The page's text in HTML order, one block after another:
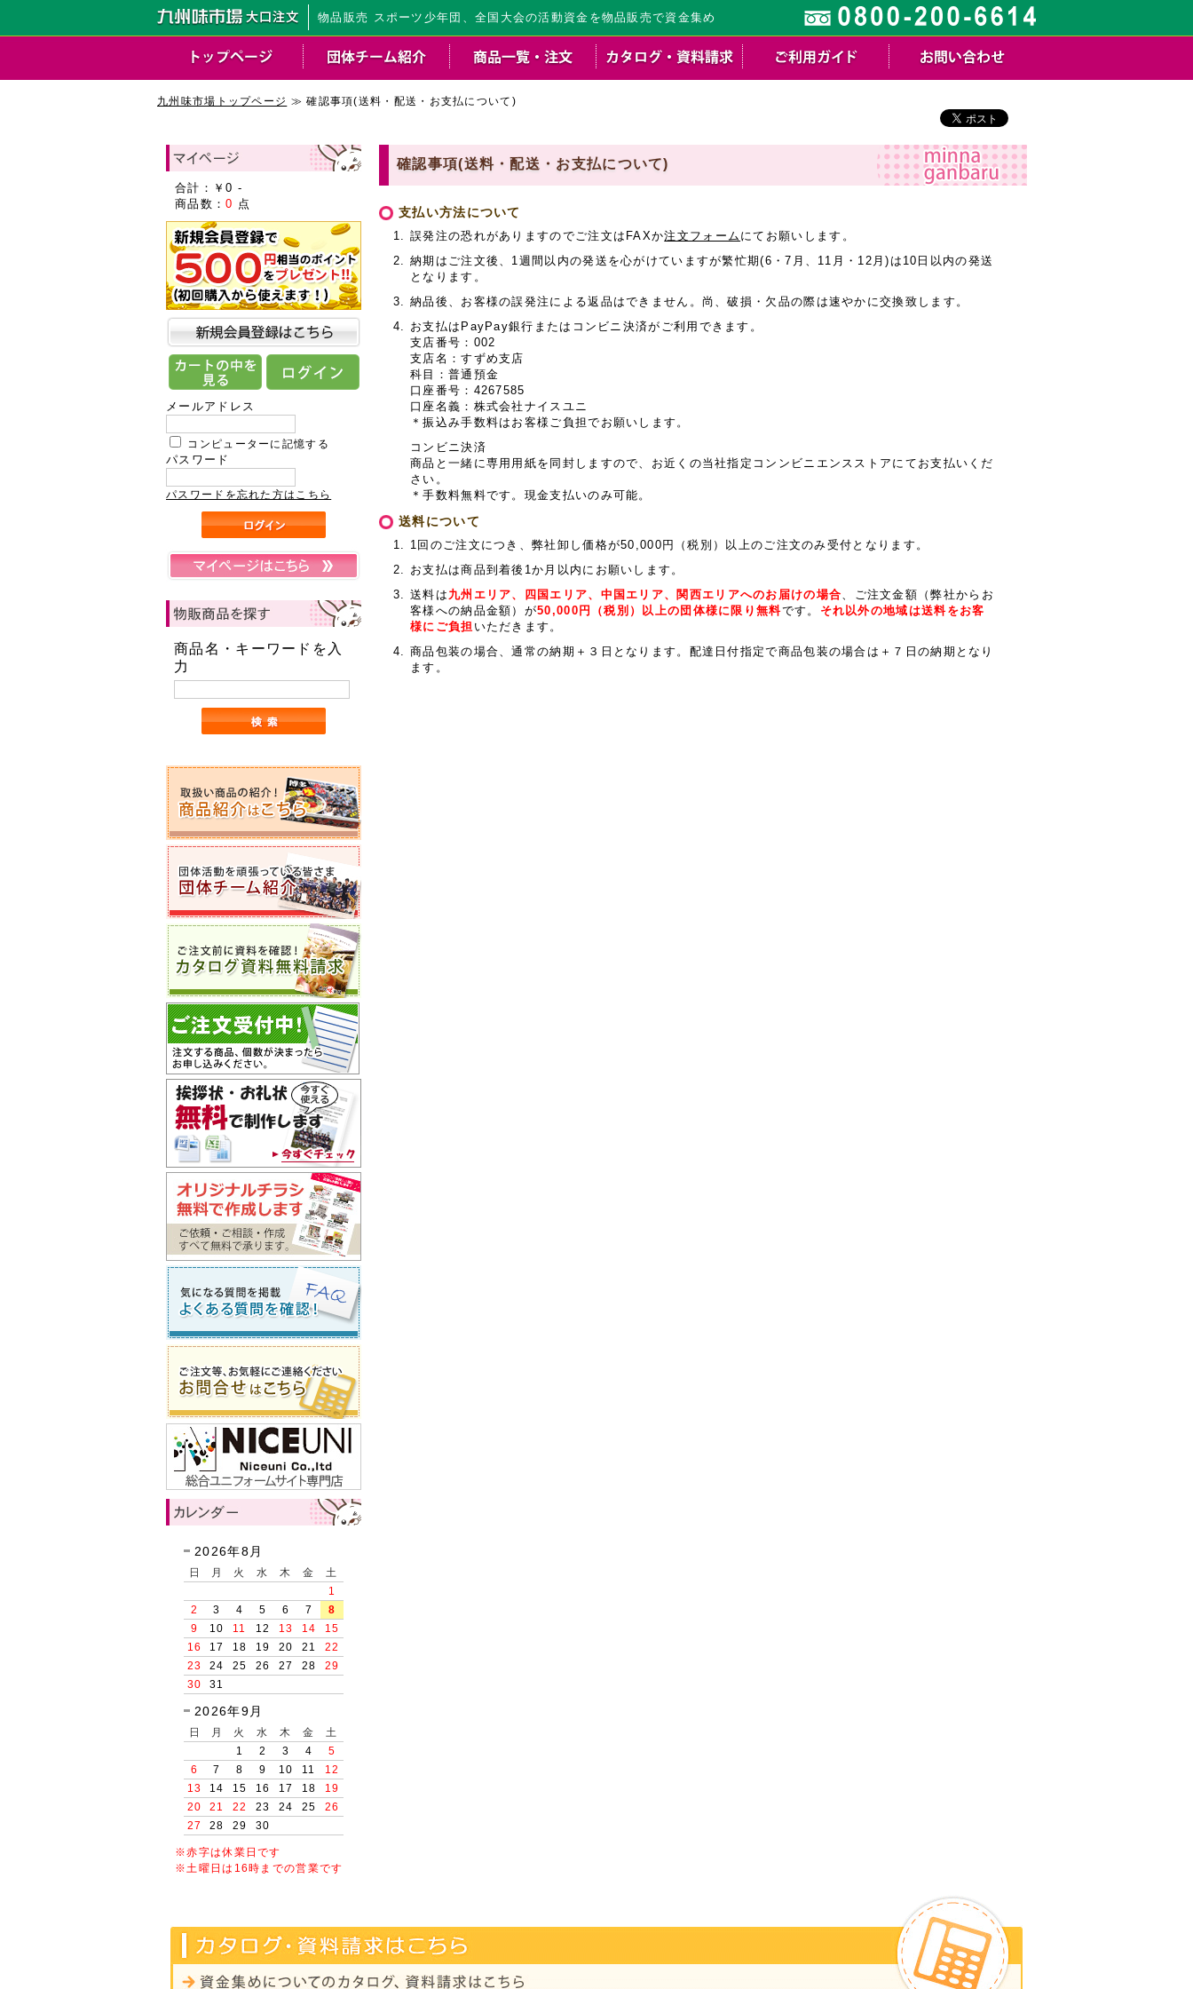
物品販売 スポーツ少年団、全国大会の活動資金を物品販売で資金集め
九州味市場トップページ ≫ 確認事項(送料・配送・お支払について)
合計：￥0 -
商品数：0 点
メールアドレス
コンピューターに記憶する
パスワード
パスワードを忘れた方はこちら
商品名・キーワードを入
力
2026年8月
日 月 火 水 木 金
土
1
2
3 4 5 6 7
8
9
10 11 12 13 14
15
16
17 18 19 20 21
22
23
24 25 26 27 28
29
30
31
2026年9月
日 月 火 水 木 金
土
1
2 3 4
5
6
7 8 9 10 11
12
13
14 15 16 17 18
19
20
21 22 23 24 25
26
27
28 29 30
※赤字は休業日です
※土曜日は16時までの営業です
確認事項(送料・配送・お支払について)
支払い方法について
誤発注の恐れがありますのでご注文はFAXか注文フォーム にてお願いします。
納期はご注文後、1週間以内の発送を心がけていますが繁忙期(6・7月、11月・12月)は10日以内の発送
となります。
納品後、お客様の誤発注による返品はできません。尚、破損・欠品の際は速やかに交換致します。
お支払はPayPay銀行またはコンビニ決済がご利用できます。
支店番号：002
支店名：すずめ支店
科目：普通預金
口座番号：4267585
口座名義：株式会社ナイスユニ
＊振込み手数料はお客様ご負担でお願いします。
コンビニ決済
商品と一緒に専用用紙を同封しますので、お近くの当社指定コンンビニエンスストアにてお支払いくだ
さい。
＊手数料無料です。現金支払いのみ可能。
送料について
1回のご注文につき、弊社卸し価格が50,000円（税別）以上のご注文のみ受付となります。
お支払は商品到着後1か月以内にお願いします。
送料は 九州エリア、四国エリア、中国エリア、関西エリアへのお届けの場合、ご注文金額（弊社からお
客様への納品金額）が50,000円（税別）以上の団体様に限り無料です。 それ以外の地域は送料をお客
様にご負担 いただきます。
商品包装の場合、通常の納期＋３日となります。配達日付指定で商品包装の場合は＋７日の納期となり
ます。